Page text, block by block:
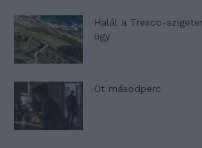
Halál a Tresco-
ügy
Öt másodperc